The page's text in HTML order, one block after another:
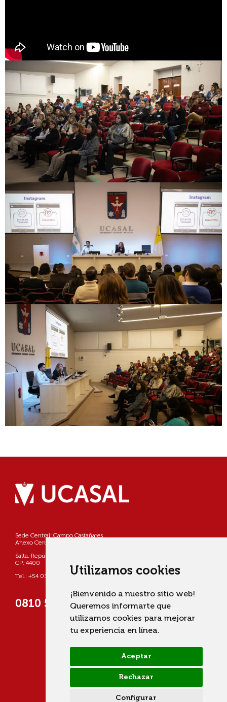
Utilizamos cookies
¡Bienvenido a nuestro sitio web!
Queremos informarte que
utilizamos cookies para mejorar
tu experiencia en línea.
Aceptar
Rechazar
Configurar
Sede Central: Campo Castañares
Anexo Centro: Pellegrini 790
Salta, República Argentina
CP: 4400
Tel.: +54 0387 4268800
0810 555 822725 (UCASAL)